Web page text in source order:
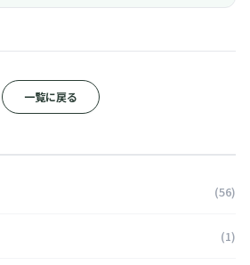
一覧に戻る
(56)
(1)